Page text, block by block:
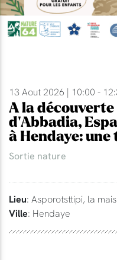
13 Aout 2026 | 10:00 -
A la
d'Abbadia,
à Hendaye:
Sortie nature
Lieu: Asporotsttipi, la
Ville: Hendaye